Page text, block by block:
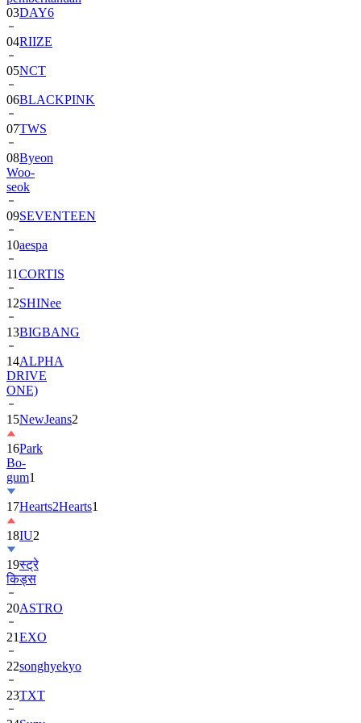
03DAY6
04RIIZE
05NCT
06BLACKPINK
07TWS
08Byeon
Woo-
seok
09SEVENTEEN
10aespa
11CORTIS
12SHINee
13BIGBANG
14ALPHA
DRIVE
ONE)
15NewJeans2
16Park
Bo-
gum1
17Hearts2Hearts1
18IU2
19स्ट्रे
किड्स
20ASTRO
21EXO
22songhyekyo
23TXT